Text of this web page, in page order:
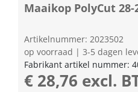
Maaikop PolyCut 28-
Artikelnummer: 2023502
op voorraad | 3-5 dagen
Fabrikant artikel nummer:
€ 28,76 excl.